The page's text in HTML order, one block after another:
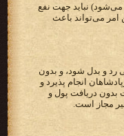
می‌شود) نباید جهت نفع
می‌تواند باعث
رد و بدل شود، و بدون
انجام پذیرد و
بدون دریافت پول و
مجاز است.